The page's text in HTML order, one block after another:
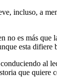
incluso, a
no es más que
esta difiere
al
que quiere